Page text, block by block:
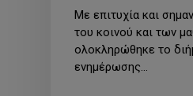
Με επιτυχία και
του κοινού και των
ολοκληρώθηκε το
ενημέρωσης…